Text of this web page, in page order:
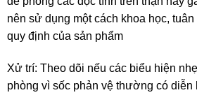
nên sử dụng một cách khoa học,
quy định của sản phẩm
Xử trí: Theo dõi nếu các biểu hiện
phòng vì sốc phản vệ thường có diễn